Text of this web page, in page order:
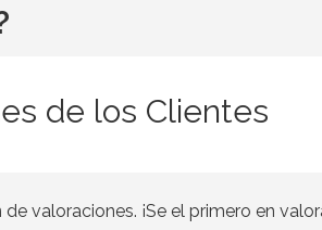
de los Clientes
valoraciones. ¡Se el primero en